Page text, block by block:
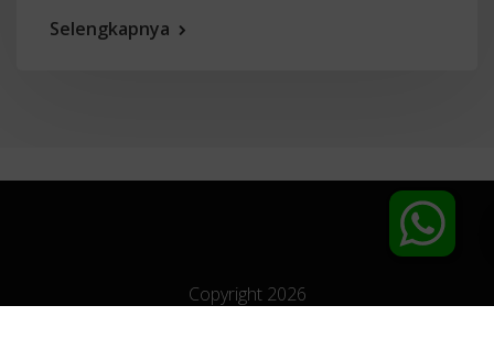
Selengkapnya
Copyright 2026